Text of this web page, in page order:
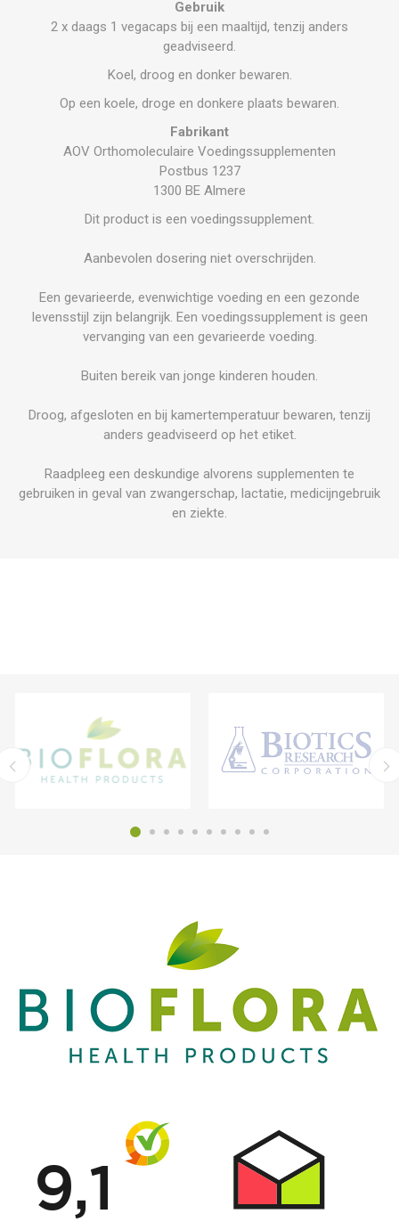
Gebruik
2 x daags 1 vegacaps bij een maaltijd, tenzij anders
geadviseerd.
Koel, droog en donker bewaren.
Op een koele, droge en donkere plaats bewaren.
Fabrikant
AOV Orthomoleculaire Voedingssupplementen
Postbus 1237
1300 BE Almere
Dit product is een voedingssupplement.
Aanbevolen dosering niet overschrijden.
Een gevarieerde, evenwichtige voeding en een gezonde
levensstijl zijn belangrijk. Een voedingssupplement is geen
vervanging van een gevarieerde voeding.
Buiten bereik van jonge kinderen houden.
Droog, afgesloten en bij kamertemperatuur bewaren, tenzij
anders geadviseerd op het etiket.
Raadpleeg een deskundige alvorens supplementen te
gebruiken in geval van zwangerschap, lactatie, medicijngebruik
en ziekte.